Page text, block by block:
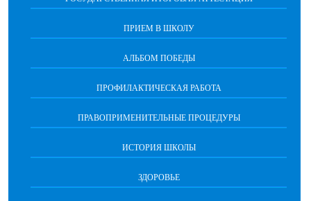
ПРИЕМ В ШКОЛУ
АЛЬБОМ ПОБЕДЫ
ПРОФИЛАКТИЧЕСКАЯ РАБОТА
ПРАВОПРИМЕНИТЕЛЬНЫЕ ПРОЦЕДУРЫ
ИСТОРИЯ ШКОЛЫ
ЗДОРОВЬЕ